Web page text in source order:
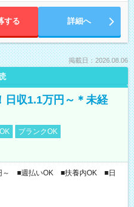
する 詳細へ
掲載日：2026.08.06
日収1.1万円～＊未経
ブランクOK
～ ■週払いOK ■扶養内OK ■日